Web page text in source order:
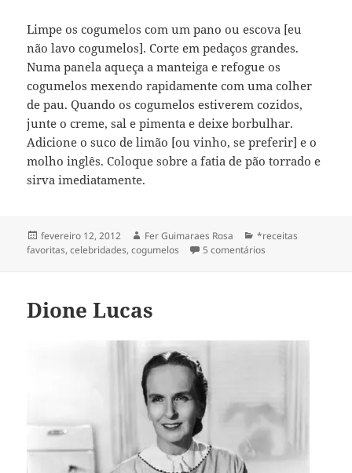
Limpe os cogumelos com um pano ou escova [eu
não lavo cogumelos]. Corte em pedaços grandes.
Numa panela aqueça a manteiga e refogue os
cogumelos mexendo rapidamente com uma colher
de pau. Quando os cogumelos estiverem cozidos,
junte o creme, sal e pimenta e deixe borbulhar.
Adicione o suco de limão [ou vinho, se preferir] e o
molho inglês. Coloque sobre a fatia de pão torrado e
sirva imediatamente.
Publicado
em
fevereiro 12, 2012 Autor
Fer Guimaraes Rosa Categorias
*receitas
favoritas,celebridades,cogumelos 5 comentários
Dione Lucas